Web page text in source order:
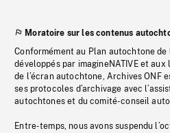
Moratoire sur les contenus
Conformément au Plan autochtone de
développés par imagineNATIVE et
de l’écran autochtone, Archives ONF
ses protocoles d’archivage avec
autochtones et du comité-conseil
Entre-temps, nous avons suspendu